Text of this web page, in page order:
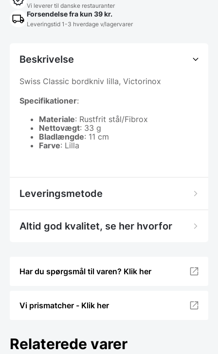
Vi leverer til danske restauranter
Forsendelse fra kun 39 kr.
Leveringstid 1-3 hverdage v/lagervarer
Beskrivelse
Swiss Classic bordkniv lilla, Victorinox
Specifikationer:
Materiale: Rustfrit stål/Fibrox
Nettovægt: 33 g
Bladlængde: 11 cm
Farve: Lilla
Leveringsmetode
Altid god kvalitet, se her hvorfor
Har du spørgsmål til varen? Klik her
Vi prismatcher - Klik her
Relaterede varer